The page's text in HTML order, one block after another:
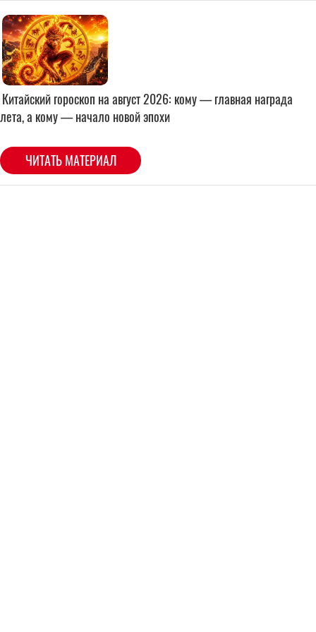
Китайский гороскоп на август 2026: кому — главная награда
лета, а кому — начало новой эпохи
ЧИТАТЬ МАТЕРИАЛ